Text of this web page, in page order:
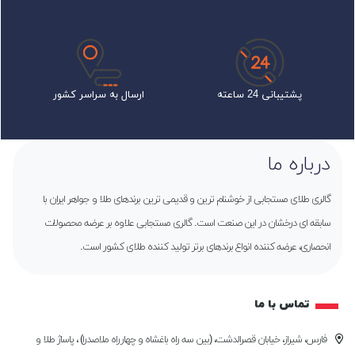
پشتیبانی 24 ساعته ارسال به سراسر کشور
درباره ما
گالری طلای مستجابی از خوشنام ترین و قدیمی ترین برندهای طلا و جواهر ایران با
سابقه ای درخشان در این صنعت است. گالری مستجابی علاوه بر عرضه محصولات
انحصاری، عرضه کننده انواع برندهای برتر تولید کننده طلای کشور است.
تماس با ما
فارس، شیراز، خیابان قصرالدشت، (بین سه راه باغشاه و چهارراه ملاصدرا) ، پاساژ طلا و